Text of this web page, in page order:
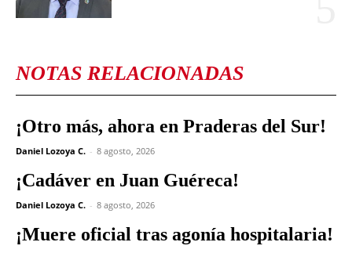
NOTAS RELACIONADAS
¡Otro más, ahora en Praderas del Sur!
Daniel Lozoya C. - 8 agosto, 2026
¡Cadáver en Juan Guéreca!
Daniel Lozoya C. - 8 agosto, 2026
¡Muere oficial tras agonía hospitalaria!